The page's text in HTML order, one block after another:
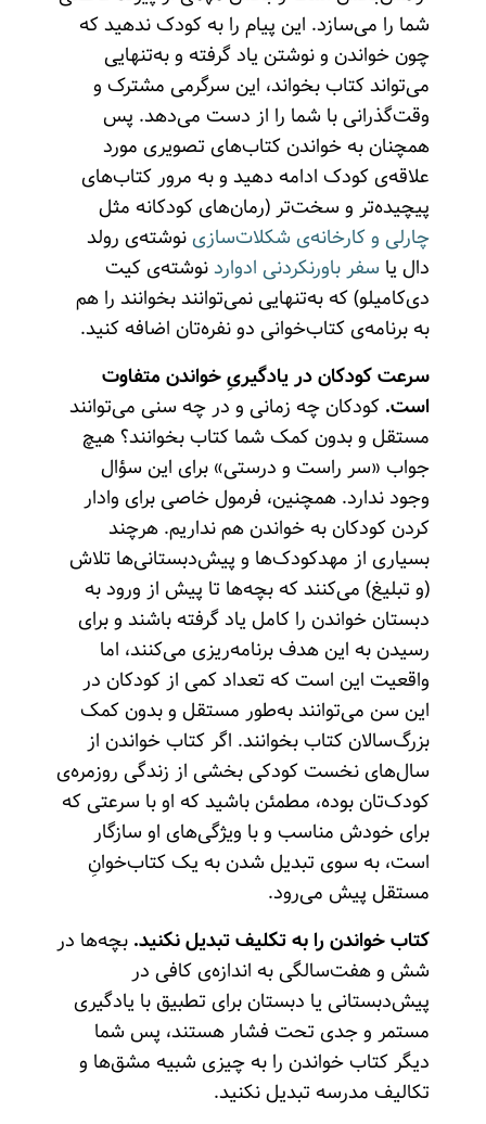
شما را می‌سازد. این پیام را به کودک ندهید که
چون خواندن و نوشتن یاد گرفته و به‌تنهایی
می‌تواند کتاب بخواند، این سرگرمی مشترک و
وقت‌گذرانی با شما را از دست می‌دهد. پس
همچنان به خواندن کتاب‌های تصویری مورد
علاقه‌‌ی کودک ادامه دهید و به مرور کتاب‌های
پیچیده‌تر و سخت‌تر (رمان‌های کودکانه مثل
چارلی و کارخانه‌ی شکلات‌سازینوشته‌ی رولد
دال یا سفر باورنکردنی ادواردنوشته‌ی کیت
دی‌کامیلو) که به‌تنهایی نمی‌توانند بخوانند را هم
به برنامه‌ی کتاب‌خوانی دو نفره‌تان اضافه کنید.
سرعت کودکان در یادگیریِ خواندن متفاوت
است. کودکان چه زمانی و در چه سنی می‌توانند
مستقل و بدون کمک شما کتاب بخوانند؟ هیچ
جواب «سر راست و درستی» برای این سؤال
وجود ندارد. همچنین، فرمول خاصی برای وادار
کردن کودکان به خواندن هم نداریم. هرچند
بسیاری از مهدکودک‌ها و پیش‌دبستانی‌ها تلاش
(و تبلیغ) می‌کنند که بچه‌ها تا پیش از ورود به
دبستان خواندن را کامل یاد گرفته باشند و برای
رسیدن به این هدف برنامه‌ریزی می‌کنند، اما
واقعیت این است که تعداد کمی از کودکان در
این سن می‌توانند به‌طور مستقل و بدون کمک
بزرگ‌سالان کتاب بخوانند. اگر کتاب خواندن از
سال‌های نخست کودکی بخشی از زندگی روزمره‌ی
کودک‌تان بوده، مطمئن باشید که او با سرعتی که
برای خودش مناسب و با ویژگی‌های او سازگار
است، به سوی تبدیل شدن به یک کتاب‌خوانِ
مستقل پیش می‌رود.
کتاب خواندن را به تکلیف تبدیل نکنید. بچه‌ها در
شش و هفت‌سالگی به اندازه‌ی کافی در
پیش‌دبستانی یا دبستان برای تطبیق با یادگیری
مستمر و جدی تحت فشار هستند، پس شما
دیگر کتاب خواندن را به چیزی شبیه مشق‌ها و
تکالیف مدرسه تبدیل نکنید.